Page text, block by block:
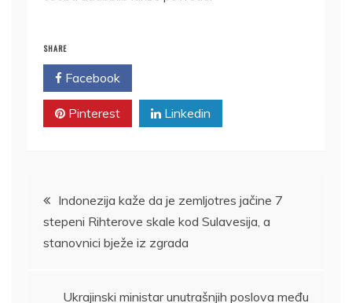
SHARE
Facebook
Pinterest Linkedin
Kretanje
članka
Indonezija kaže da je zemljotres jačine 7
stepeni Rihterove skale kod Sulavesija, a
stanovnici bježe iz zgrada
Ukrajinski ministar unutrašnjih poslova među